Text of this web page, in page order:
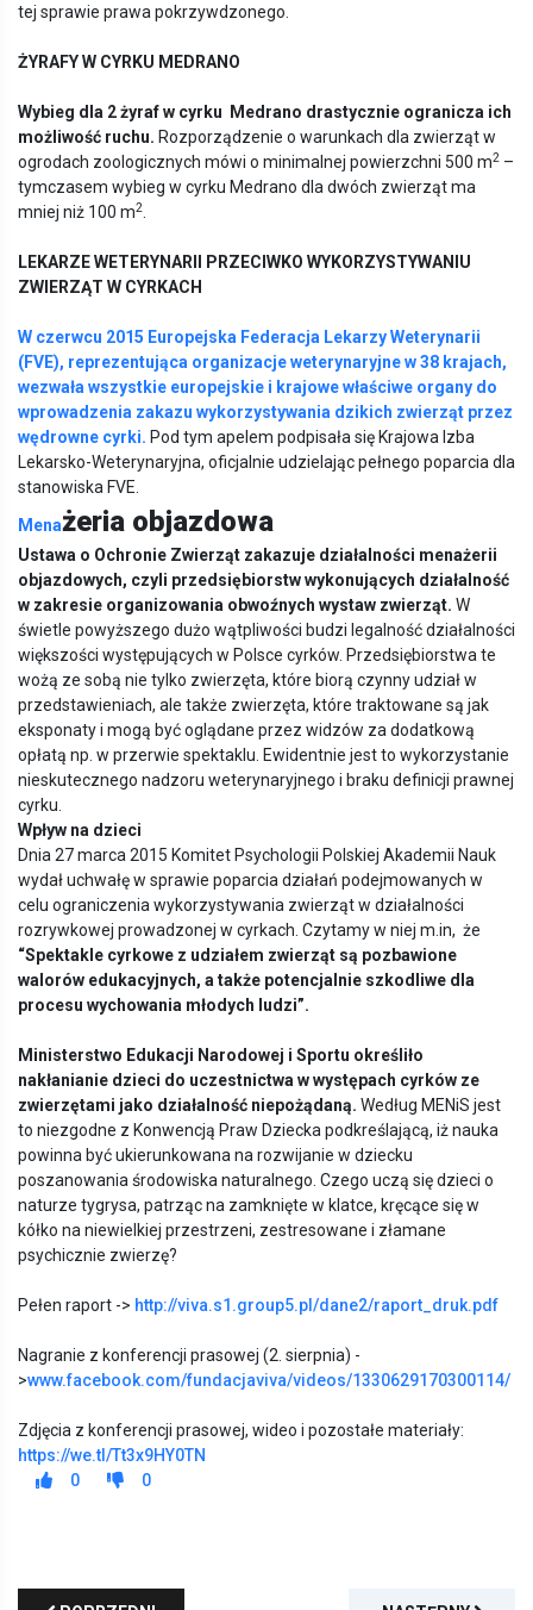
tej sprawie prawa pokrzywdzonego.
ŻYRAFYW CYRKU MEDRANO
Wybieg dla 2 żyraf w cyrku Medrano drastycznie ogranicza ich
możliwość ruchu. Rozporządzenie o warunkach dla zwierząt w
ogrodach zoologicznych mówi o minimalnej powierzchni 500 m2 –
tymczasem wybieg w cyrku Medrano dla dwóch zwierząt ma
mniej niż 100 m2
LEKARZE WETERYNARII PRZECIWKO WYKORZYSTYWANIU
ZWIERZĄT W CYRKACH
W czerwcu 2015 Europejska Federacja Lekarzy Weterynarii
(FVE), reprezentująca organizacje weterynaryjne w 38 krajach,
wezwała wszystkie europejskie i krajowe właściwe organy do
wprowadzenia zakazu wykorzystywania dzikich zwierząt przez
wędrowne cyrki. Pod tym apelem podpisała się Krajowa Izba
Lekarsko-Weterynaryjna, oficjalnie udzielając pełnego poparcia dla
stanowiska FVE.
Menażeria objazdowa
Ustawa o Ochronie Zwierząt zakazuje działalności menażerii
objazdowych, czyli przedsiębiorstw wykonujących działalność
w zakresie organizowania obwoźnych wystaw zwierząt. W
świetle powyższego dużo wątpliwości budzi legalność działalności
większości występujących w Polsce cyrków. Przedsiębiorstwa te
wożą ze sobą nie tylko zwierzęta, które biorą czynny udział w
przedstawieniach, ale także zwierzęta, które traktowane są jak
eksponaty i mogą być oglądane przez widzów za dodatkową
opłatą np. w przerwie spektaklu. Ewidentnie jest to wykorzystanie
nieskutecznego nadzoru weterynaryjnego i braku definicji prawnej
cyrku.
Wpływ na dzieci
Dnia 27 marca 2015 Komitet Psychologii Polskiej Akademii Nauk
wydał uchwałę w sprawie poparcia działań podejmowanych w
celu ograniczenia wykorzystywania zwierząt w działalności
rozrywkowej prowadzonej w cyrkach. Czytamy w niej m.in, że
“Spektakle cyrkowe z udziałem zwierząt są pozbawione
walorów edukacyjnych, a także potencjalnie szkodliwe dla
procesu wychowania młodych ludzi”.
Ministerstwo Edukacji Narodowej i Sportu określiło
nakłanianie dzieci do uczestnictwa w występach cyrków ze
zwierzętami jako działalność niepożądaną. Według MENiS jest
to niezgodne z Konwencją Praw Dziecka podkreślającą, iż nauka
powinna być ukierunkowana na rozwijanie w dziecku
poszanowania środowiska naturalnego. Czego uczą się dzieci o
naturze tygrysa, patrząc na zamknięte w klatce, kręcące się w
kółko na niewielkiej przestrzeni, zestresowane i złamane
psychicznie zwierzę?
Pełen raport -> http://viva.s1.group5.pl/dane2/raport_druk.pdf
Nagranie z konferencji prasowej (2. sierpnia) -
>www.facebook.com/fundacjaviva/videos/1330629170300114/
Zdjęcia z konferencji prasowej, wideo i pozostałe materiały:
https://we.tl/Tt3x9HY0TN
0
0